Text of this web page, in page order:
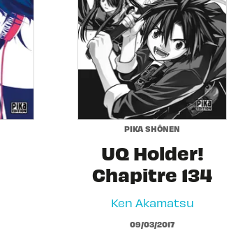
PIKA SHÔNEN
UQ Holder!
Chapitre 134
Ken Akamatsu
09/03/2017